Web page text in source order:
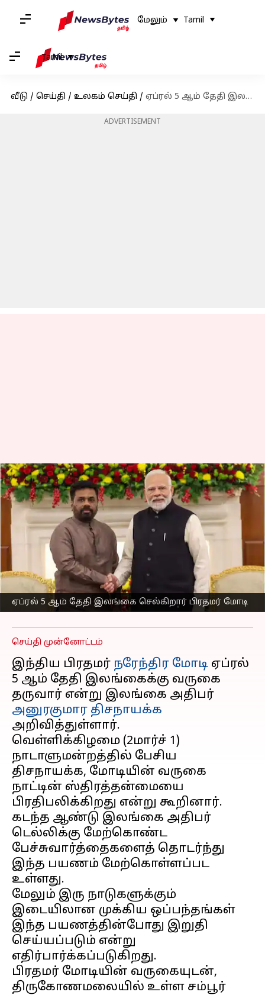
மேலும் Tamil
Tamil
வீடு / செய்தி / உலகம் செய்தி / ஏப்ரல் 5 ஆம் தேதி இலங்கை செல்கிறார் பிரதமர் மோடி; சம்பூர் சூரிய மின் நிலையத்திற்கான பணிகளை தொடங்கி வைக்கிறார்
ADVERTISEMENT
ஏப்ரல் 5 ஆம் தேதி இலங்கை செல்கிறார் பிரதமர் மோடி
ஏப்ரல் 5 ஆம் தேதி
இலங்கை செல்கிறார்
பிரதமர் மோடி; சம்பூர்
சூரிய மின்
நிலையத்திற்கான
பணிகளை தொடங்கி
வைக்கிறார்
எழுதியவர் Sekar Chinnappan Mar 22, 2025 05:09 pm
செய்தி முன்னோட்டம்
இந்திய பிரதமர் நரேந்திர மோடி ஏப்ரல்
5 ஆம் தேதி இலங்கைக்கு வருகை
தருவார் என்று இலங்கை அதிபர்
அனுரகுமார திசநாயக்க
அறிவித்துள்ளார்.
வெள்ளிக்கிழமை (2மார்ச் 1)
நாடாளுமன்றத்தில் பேசிய
திசநாயக்க, மோடியின் வருகை
நாட்டின் ஸ்திரத்தன்மையை
பிரதிபலிக்கிறது என்று கூறினார்.
கடந்த ஆண்டு இலங்கை அதிபர்
டெல்லிக்கு மேற்கொண்ட
பேச்சுவார்த்தைகளைத் தொடர்ந்து
இந்த பயணம் மேற்கொள்ளப்பட
உள்ளது.
மேலும் இரு நாடுகளுக்கும்
இடையிலான முக்கிய ஒப்பந்தங்கள்
இந்த பயணத்தின்போது இறுதி
செய்யப்படும் என்று
எதிர்பார்க்கப்படுகிறது.
பிரதமர் மோடியின் வருகையுடன்,
திருகோணமலையில் உள்ள சம்பூர்